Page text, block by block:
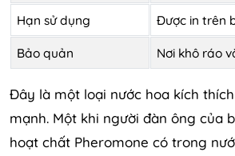
Hạn sử dụng Được in trên
Bảo quản Nơi khô ráo
Đây là một loại nước hoa kích
mạnh. Một khi người đàn ông của
hoạt chất Pheromone có trong